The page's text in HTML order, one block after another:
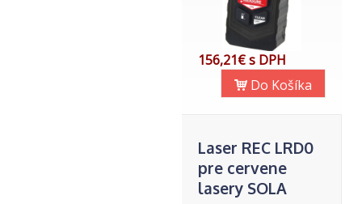
156,21€ s DPH
Do Košíka
Laser REC LRD0
pre cervene
lasery SOLA